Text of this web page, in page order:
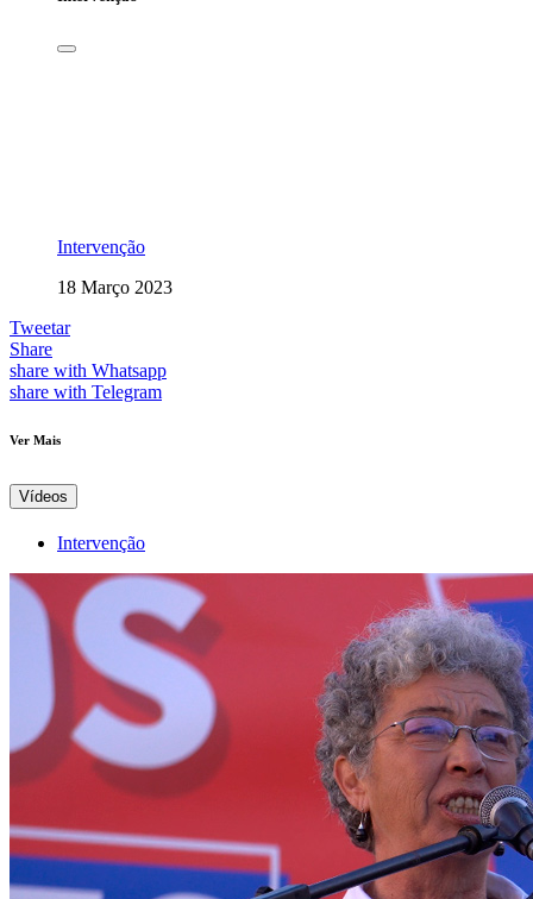
Intervenção
18 Março 2023
Tweetar
Share
share with Whatsapp
share with Telegram
Ver Mais
Vídeos
Intervenção